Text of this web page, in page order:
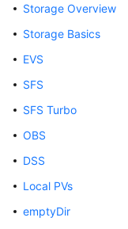
New
Product
Bulletin
Overview
Kubernetes
Basics
Storage Overview
Storage Basics
EVS
SFS
SFS Turbo
OBS
DSS
Local PVs
emptyDir